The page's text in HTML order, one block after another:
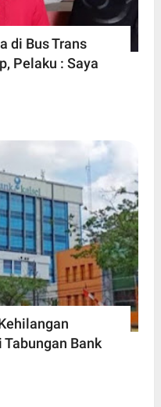
di Bus Trans
Pelaku : Saya
Bank